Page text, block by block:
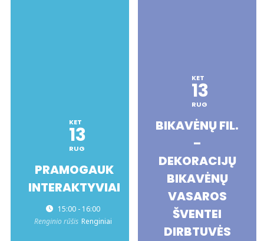
KET
13
RUG
PRAMOGAUK
INTERAKTYVIAI
15:00 - 16:00
Renginio rūšis Renginiai
KET
13
RUG
BIKAVĖNŲ FIL.
–
DEKORACIJŲ
BIKAVĖNŲ
VASAROS
ŠVENTEI
DIRBTUVĖS